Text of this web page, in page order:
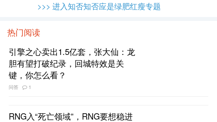
>>> 进入知否知否应是绿肥红瘦专题
热门阅读
引擎之心卖出1.5亿套，张大仙：龙
胆有望打破纪录，回城特效是关
键，你怎么看？
问答 1
RNG入“死亡领域”，RNG要想稳进